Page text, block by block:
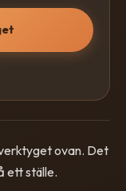
ovan. Det
ett ställe.